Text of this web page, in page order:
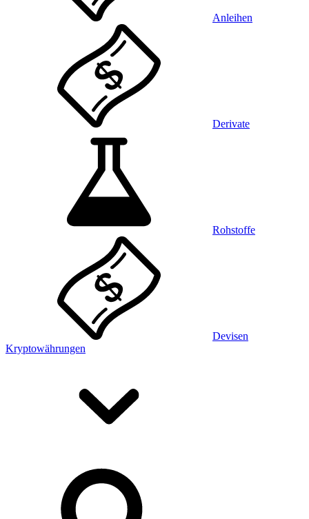
Anleihen
Derivate
Rohstoffe
Devisen
Kryptowährungen